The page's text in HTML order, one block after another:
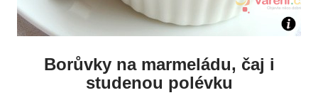
Borůvky na marmeládu, čaj i
studenou polévku